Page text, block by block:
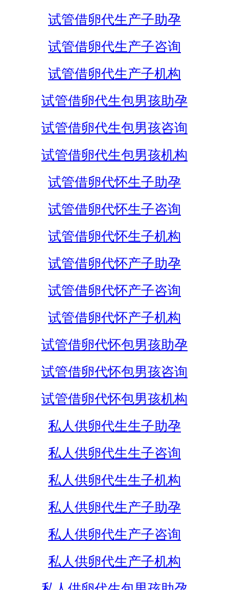
试管借卵代生产子助孕
试管借卵代生产子咨询
试管借卵代生产子机构
试管借卵代生包男孩助孕
试管借卵代生包男孩咨询
试管借卵代生包男孩机构
试管借卵代怀生子助孕
试管借卵代怀生子咨询
试管借卵代怀生子机构
试管借卵代怀产子助孕
试管借卵代怀产子咨询
试管借卵代怀产子机构
试管借卵代怀包男孩助孕
试管借卵代怀包男孩咨询
试管借卵代怀包男孩机构
私人供卵代生生子助孕
私人供卵代生生子咨询
私人供卵代生生子机构
私人供卵代生产子助孕
私人供卵代生产子咨询
私人供卵代生产子机构